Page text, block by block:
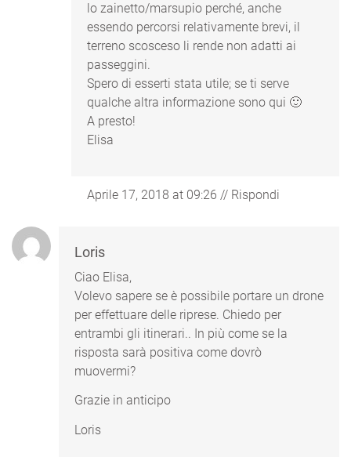
lo zainetto/marsupio perché, anche
essendo percorsi relativamente brevi, il
terreno scosceso li rende non adatti ai
passeggini.
Spero di esserti stata utile; se ti serve
qualche altra informazione sono qui 🙂
A presto!
Elisa
Aprile 17, 2018 at 09:26 // Rispondi
Loris
Ciao Elisa,
Volevo sapere se è possibile portare un drone
per effettuare delle riprese. Chiedo per
entrambi gli itinerari.. In più come se la
risposta sarà positiva come dovrò
muovermi?
Grazie in anticipo
Loris